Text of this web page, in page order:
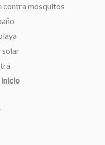
contra mosquitos